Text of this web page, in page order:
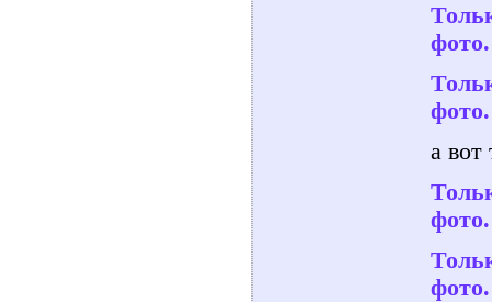
фото.
фото.
а вот
фото.
фото.